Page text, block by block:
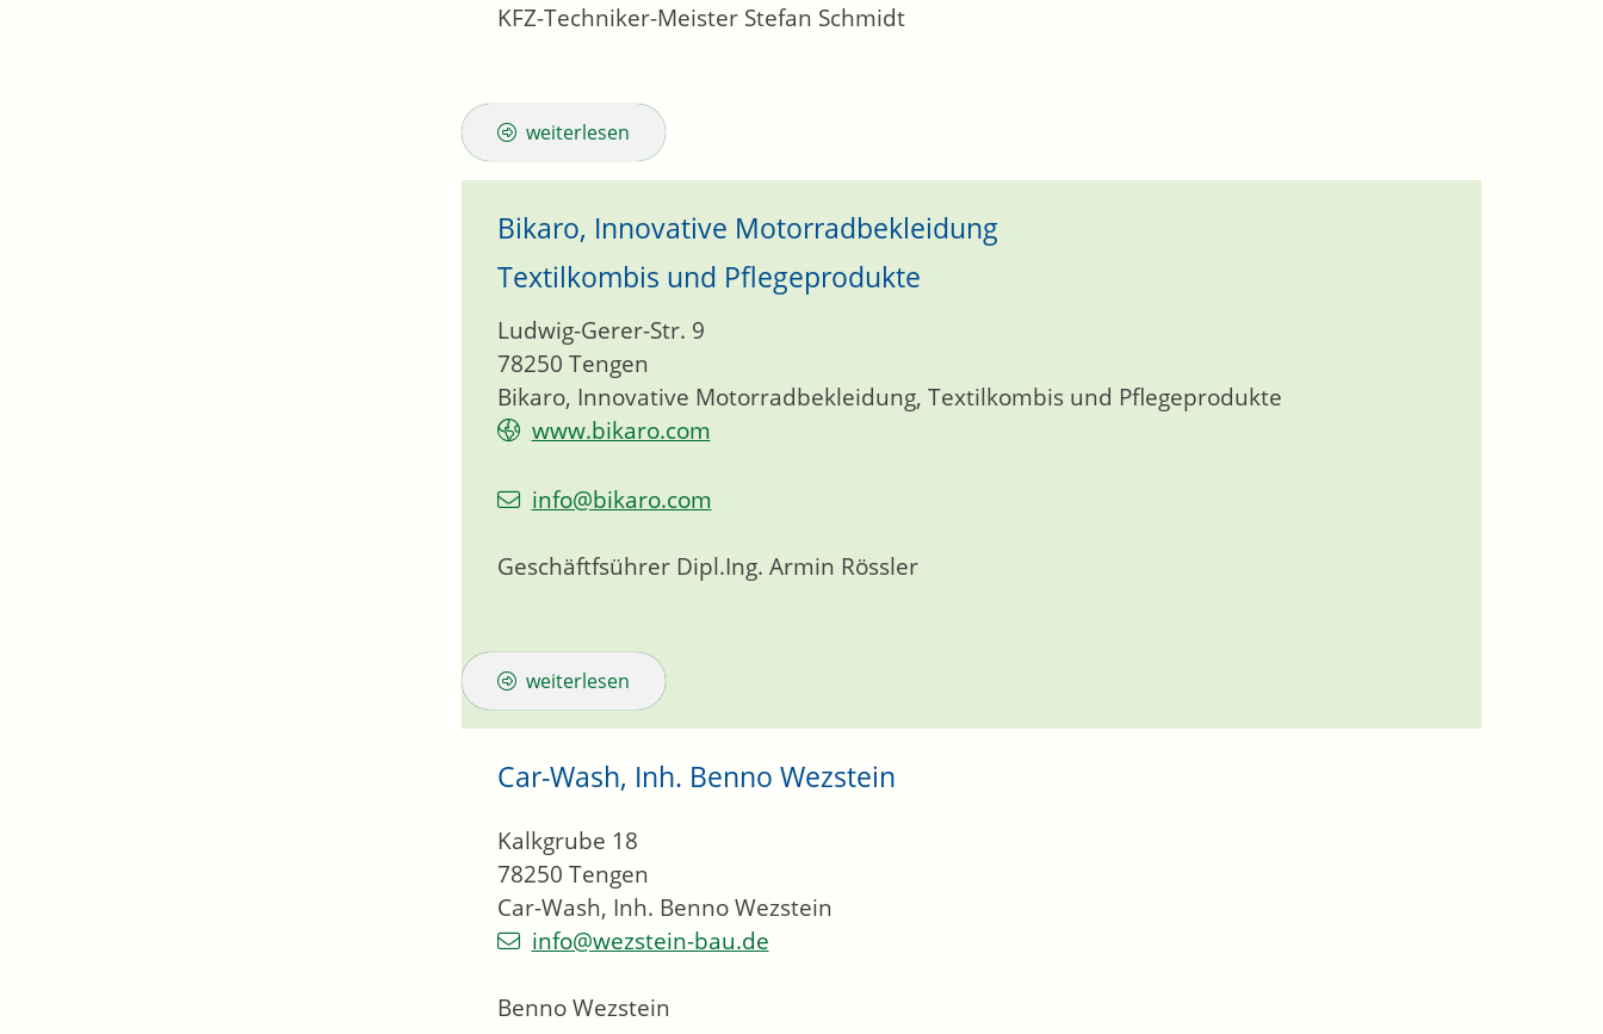
KFZ-Techniker-Meister Stefan Schmidt
weiterlesen
Bikaro, Innovative Motorradbekleidung
Textilkombis und Pflegeprodukte
Bikaro, Innovative Motorradbekleidung, Textilkombis und Pflegeprodukte
Ludwig-Gerer-Str. 9
78250 Tengen
www.bikaro.com
info@bikaro.com
Geschäftfsührer Dipl.Ing. Armin Rössler
weiterlesen
Car-Wash, Inh. Benno Wezstein
Car-Wash, Inh. Benno Wezstein
Kalkgrube 18
78250 Tengen
info@wezstein-bau.de
Benno Wezstein